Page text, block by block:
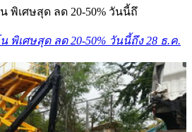
พิเศษสุด ลด 20-50% วันนี้ถึ
พิเศษสุด ลด 20-50% วันนี้ถึง 28 ธ.ค.